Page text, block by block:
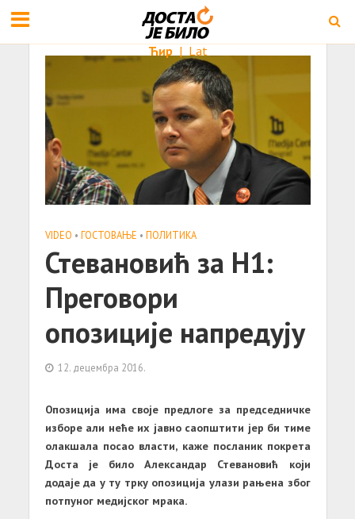
Ћир | Lat
VIDEO • ГОСТОВАЊЕ • ПОЛИТИКА
Стевановић за Н1:
Преговори
опозиције напредују
12. децембра 2016.
Опозиција има своје предлоге за председничке
изборе али неће их јавно саопштити јер би тиме
олакшала посао власти, каже посланик покрета
Доста је било Александар Стевановић који
додаје да у ту трку опозиција улази рањена због
потпуног медијског мрака.